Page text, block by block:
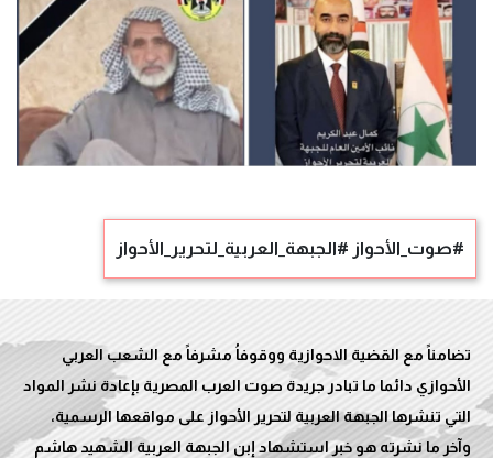
#صوت_الأحواز #الجبهة_العربية_لتحرير_الأحواز
تضامناً مع القضية الاحوازية ووقوفاُ مشرفاً مع الشعب العربي
الأحوازي دائما ما تبادر جريدة صوت العرب المصرية بإعادة نشر المواد
التي تنشرها الجبهة العربية لتحرير الأحواز على مواقعها الرسمية،
وآخر ما نشرته هو خبر استشهاد إبن الجبهة العربية الشهيد هاشم